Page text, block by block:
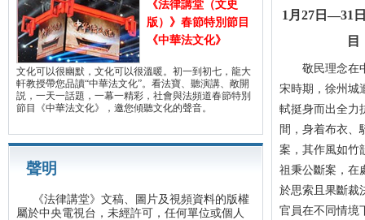
《法律講堂（文史
版）》春節特別節目
《中華法文化》
文化可以很幽默，文化可以很溫暖。初一到初七，龍大
軒教授帶您品讀“中華法文化”。看法寶、聽演講、敞開
説，一天一話題，一幕一精彩，社會與法頻道春節特別
節目《中華法文化》，邀您傾聽文化的聲音。
聲明
《法律講堂》文稿、圖片及視頻資料的版權
屬於中央電視台，未經許可，任何單位或個人
1月27日—31
敬民理念在中
宋時期，徐州城
軾挺身而出全力
間，身着布衣、
案，其作風如竹
祖秉公斷案，在
於思索且果斷裁
官員在不同情境